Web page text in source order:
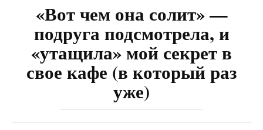
«Вот чем она солит» —
подруга подсмотрела, и
«утащила» мой секрет в
свое кафе (в который раз
уже)